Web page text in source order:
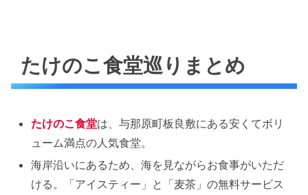
たけのこ食堂巡りまとめ
たけのこ食堂は、与那原町板良敷にある安くてボリ
ューム満点の人気食堂。
海岸沿いにあるため、海を見ながらお食事がいただ
ける。「アイスティー」と「麦茶」の無料サービス